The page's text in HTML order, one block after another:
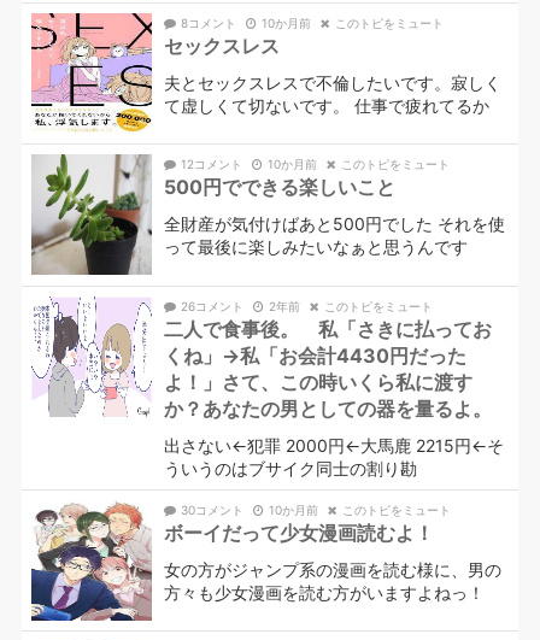
8コメント 10か月前 このトピをミュート
セックスレス
夫とセックスレスで不倫したいです。寂しく
て虚しくて切ないです。 仕事で疲れてるか
12コメント 10か月前 このトピをミュート
500円でできる楽しいこと
全財産が気付けばあと500円でした それを使
って最後に楽しみたいなぁと思うんです
26コメント 2年前 このトピをミュート
二人で食事後。 私「さきに払ってお
くね」→私「お会計4430円だった
よ！」さて、この時いくら私に渡す
か？あなたの男としての器を量るよ。
出さない←犯罪 2000円←大馬鹿 2215円←そ
ういうのはブサイク同士の割り勘
30コメント 10か月前 このトピをミュート
ボーイだって少女漫画読むよ！
女の方がジャンプ系の漫画を読む様に、男の
方々も少女漫画を読む方がいますよねっ！